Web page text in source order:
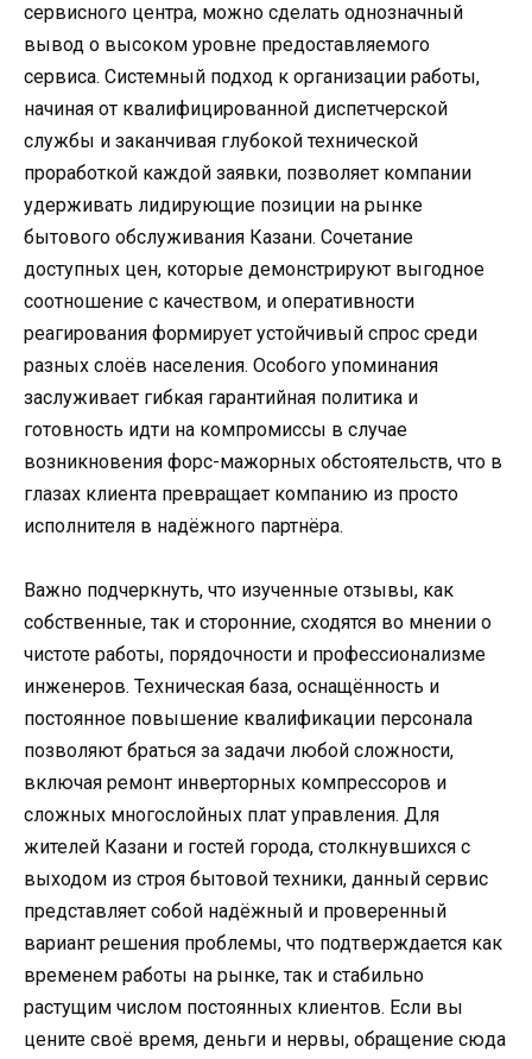
сервисного центра, можно сделать однозначный
вывод о высоком уровне предоставляемого
сервиса. Системный подход к организации работы,
начиная от квалифицированной диспетчерской
службы и заканчивая глубокой технической
проработкой каждой заявки, позволяет компании
удерживать лидирующие позиции на рынке
бытового обслуживания Казани. Сочетание
доступных цен, которые демонстрируют выгодное
соотношение с качеством, и оперативности
реагирования формирует устойчивый спрос среди
разных слоёв населения. Особого упоминания
заслуживает гибкая гарантийная политика и
готовность идти на компромиссы в случае
возникновения форс-мажорных обстоятельств, что в
глазах клиента превращает компанию из просто
исполнителя в надёжного партнёра.
Важно подчеркнуть, что изученные отзывы, как
собственные, так и сторонние, сходятся во мнении о
чистоте работы, порядочности и профессионализме
инженеров. Техническая база, оснащённость и
постоянное повышение квалификации персонала
позволяют браться за задачи любой сложности,
включая ремонт инверторных компрессоров и
сложных многослойных плат управления. Для
жителей Казани и гостей города, столкнувшихся с
выходом из строя бытовой техники, данный сервис
представляет собой надёжный и проверенный
вариант решения проблемы, что подтверждается как
временем работы на рынке, так и стабильно
растущим числом постоянных клиентов. Если вы
цените своё время, деньги и нервы, обращение сюда